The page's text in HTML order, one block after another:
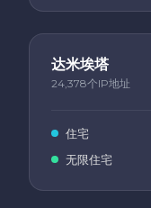
达米埃塔
24,378个IP地址
住宅
无限住宅